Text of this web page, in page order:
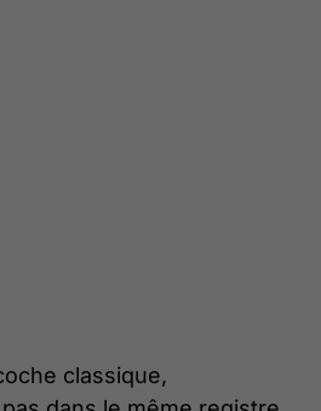
classique,